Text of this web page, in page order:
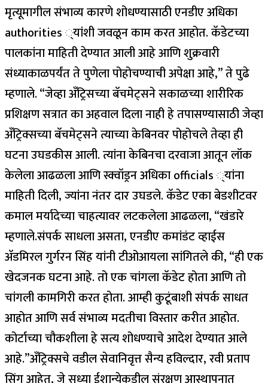
मृत्यूमागील संभाव्य कारणे शोधण्यासाठी एनडीए अधिका
authorities ्यांशी जवळून काम करत आहोत. कॅडेटच्या
पालकांना माहिती देण्यात आली आहे आणि शुक्रवारी
संध्याकाळपर्यंत ते पुणेला पोहोचण्याची अपेक्षा आहे,” ते पुढे
म्हणाले.“जेव्हा अँट्रिसच्या बॅचमेट्सने सकाळच्या शारीरिक
प्रशिक्षण सत्रात का अहवाल दिला नाही हे तपासण्यासाठी जेव्हा
अँट्रिक्सच्या बॅचमेट्सने त्याच्या केबिनवर पोहोचले तेव्हा ही
घटना उघडकीस आली.त्यांना केबिनचा दरवाजा आतून लॉक
केलेला आढळला आणि स्क्वॉड्रन अधिका officials ्यांना
माहिती दिली, ज्यांना नंतर दार उघडले. कॅडेट एका बेडशीटवर
कमाल मर्यादेच्या चाहत्यावर लटकलेला आढळला, “खंडारे
म्हणाले.संपर्क साधला असता, एनडीए कमांडंट व्हाईस
अ‍ॅडमिरल गुर्गरन सिंह यांनी टीओआयला सांगितले की, “ही एक
खेदजनक घटना आहे. तो एक चांगला कॅडेट होता आणि तो
चांगली कामगिरी करत होता. आम्ही कुटूंबाशी संपर्क साधत
आहोत आणि सर्व संभाव्य मदतीचा विस्तार करीत आहोत.
कोर्टाच्या चौकशीला हे सत्य शोधण्याचे आदेश देण्यात आले
आहे.”अँट्रिक्सचे वडील सेवानिवृत्त सैन्य हविल्दार, रवी प्रताप